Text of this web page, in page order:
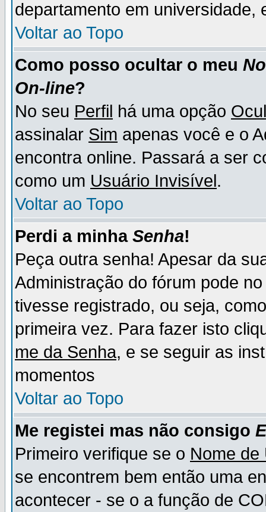
departamento em universidade,
Voltar ao Topo
Como posso ocultar o meu
On-line?
No seu Perfil há uma opção
assinalar Sim apenas você e o
encontra online. Passará a ser
como um Usuário Invisível.
Voltar ao Topo
Perdi a minha Senha!
Peça outra senha! Apesar da
Administração do fórum pode
tivesse registrado, ou seja,
primeira vez. Para fazer isto
me da Senha, e se seguir as
momentos
Voltar ao Topo
Me registei mas não consigo
Primeiro verifique se o Nome de
se encontrem bem então uma
acontecer - se o a função de